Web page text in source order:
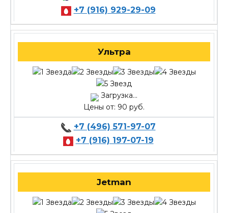
+7 (916) 929-29-09
Ультра
Загрузка...
Цены от: 90 руб.
+7 (496) 571-97-07
+7 (916) 197-07-19
Jetman